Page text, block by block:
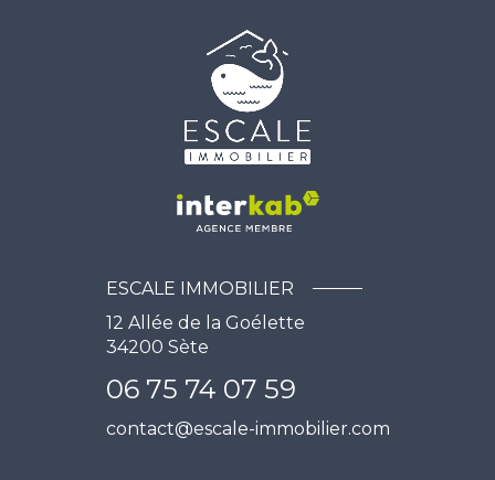
ESCALE IMMOBILIER
12 Allée de la Goélette
34200 Sète
06 75 74 07 59
contact@escale-immobilier.com